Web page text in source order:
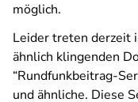
möglich.
Leider treten derzeit
ähnlich klingenden
“Rundfunkbeitrag-
und ähnliche. Diese